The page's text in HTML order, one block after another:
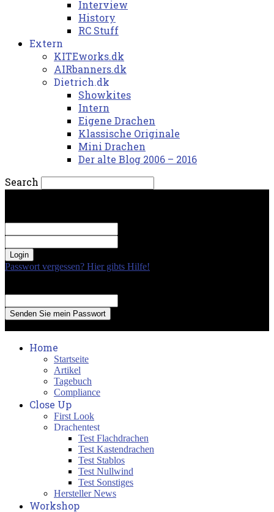
Interview
History
RC Stuff
Extern
KITEworks.dk
AIRbanners.dk
Dietrich.dk
Showkites
Intern
Eigene Drachen
Klassische Originale
Mini Drachen
Der alte Blog 2006 – 2016
Search
Passwort vergessen? Hier gibts Hilfe!
Home
Startseite
Artikel
Tagebuch
Compliance
Close Up
First Look
Drachentest
Test Flachdrachen
Test Kastendrachen
Test Stablos
Test Nullwind
Test Sonstiges
Hersteller News
Workshop